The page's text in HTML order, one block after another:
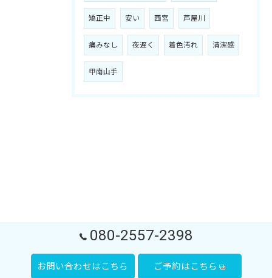
矯正中 安い 西宮 芦屋川
痛みなし 夜遅く 着色汚れ 清潔感
甲南山手
080-2557-2398
お問い合わせはこちら ご予約はこちら